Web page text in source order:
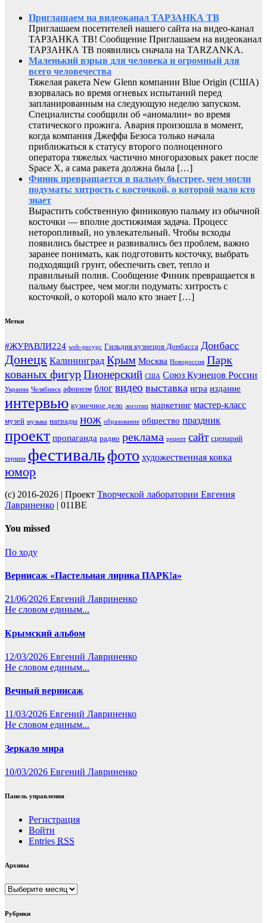
Приглашаем на видеоканал ТАРЗАНКА ТВ
Приглашаем посетителей нашего сайта на видео-канал
ТАРЗАНКА ТВ! Сообщение Приглашаем на видеоканал
ТАРЗАНКА ТВ появились сначала на TARZANKA.
Маленький взрыв для человека и огромный для
всего человечества
Тяжелая ракета New Glenn компании Blue Origin (США)
взорвалась во время огневых испытаний перед
запланированным на следующую неделю запуском.
Специалисты сообщили об «аномалии» во время
статического прожига. Авария произошла в момент,
когда компания Джеффа Безоса только начала
приближаться к статусу второго полноценного
оператора тяжелых частично многоразовых ракет после
Space X, а сама ракета должна была […]
Финик превращается в пальму быстрее, чем могли
подумать: хитрость с косточкой, о которой мало кто
знает
Вырастить собственную финиковую пальму из обычной
косточки — вполне достижимая задача. Процесс
неторопливый, но увлекательный. Чтобы всходы
появились быстрее и развивались без проблем, важно
заранее понимать, как подготовить косточку, выбрать
подходящий грунт, обеспечить свет, тепло и
правильный полив. Сообщение Финик превращается в
пальму быстрее, чем могли подумать: хитрость с
косточкой, о которой мало кто знает […]
Метки
#ЖУРАВЛИ224 web-ресурс Гильдия кузнецов Донбасса Донбасс
Донецк Калининград Крым Москва Новороссия Парк
кованых фигурПионерский США Союз Кузнецов России
Украина Челябинск афоризм блог видео выставка игра издание
интервью кузнечное дело логотип маркетинг мастер-класс
музей музыка награды нож образование общество праздник
проект пропаганда радио реклама рецепт сайт сценарий
термин фестивальфото художественная ковка
юмор
(c) 2016-2026 | Проект Творческой лаборатории Евгения
Лавриненко | 011BE
You missed
По ходу
Вернисаж «Пастельная лирика ПАРК!а»
21/06/2026 Евгений Лавриненко
Не словом единым...
Крымский альбом
12/03/2026 Евгений Лавриненко
Не словом единым...
Вечный вернисаж
11/03/2026 Евгений Лавриненко
Не словом единым...
Зеркало мира
10/03/2026 Евгений Лавриненко
Панель управления
Регистрация
Войти
Entries RSS
Архивы
Архивы
Рубрики